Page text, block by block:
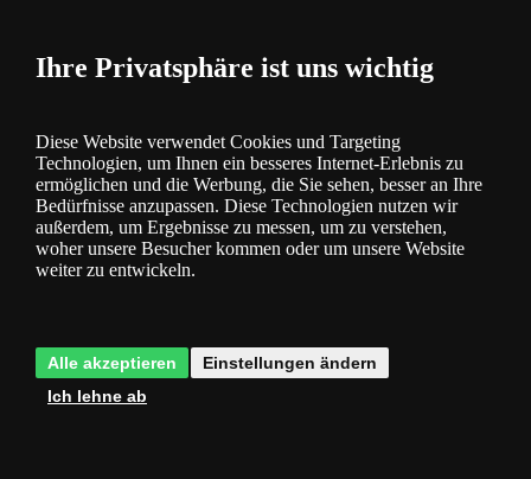
Kategorie
Produktbeschreibung
Energiesparende Technologie LED- spart Strom und Ihr Geld
Produktparameter
Ihre Privatsphäre ist uns wichtig
Diese Website verwendet Cookies und Targeting
Technologien, um Ihnen ein besseres Internet-Erlebnis zu
ermöglichen und die Werbung, die Sie sehen, besser an Ihre
Bedürfnisse anzupassen. Diese Technologien nutzen wir
außerdem, um Ergebnisse zu messen, um zu verstehen,
woher unsere Besucher kommen oder um unsere Website
weiter zu entwickeln.
Alle akzeptieren
Einstellungen ändern
Ich lehne ab